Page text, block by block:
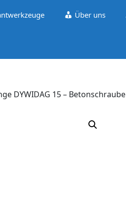
Über uns
DYWIDAG 15 – Betonschraube